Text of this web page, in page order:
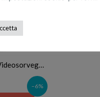
–6%